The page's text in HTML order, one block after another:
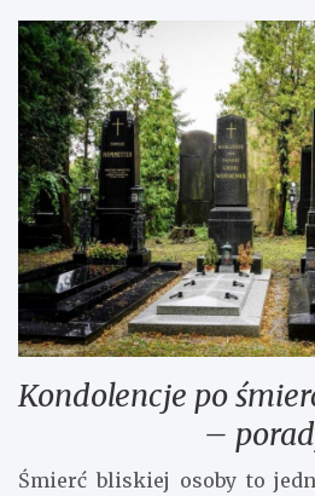
Kondolencje po
–
Śmierć bliskiej osoby to